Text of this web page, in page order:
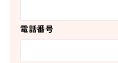
電話番号